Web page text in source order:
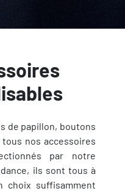
de papillon, boutons
nos accessoires
par notre
ils sont tous à
choix suffisamment